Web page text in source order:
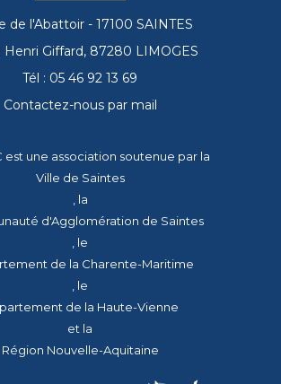
de l'Abattoir - 17100 SAINTES
Henri Giffard, 87280 LIMOGES
Tél : 05 46 92 13 69
Contactez-nous par mail
est une association soutenue par la
Ville de Saintes
, la
d'Agglomération de Saintes
, le
de la Charente-Maritime
, le
de la Haute-Vienne
et la
Région Nouvelle-Aquitaine